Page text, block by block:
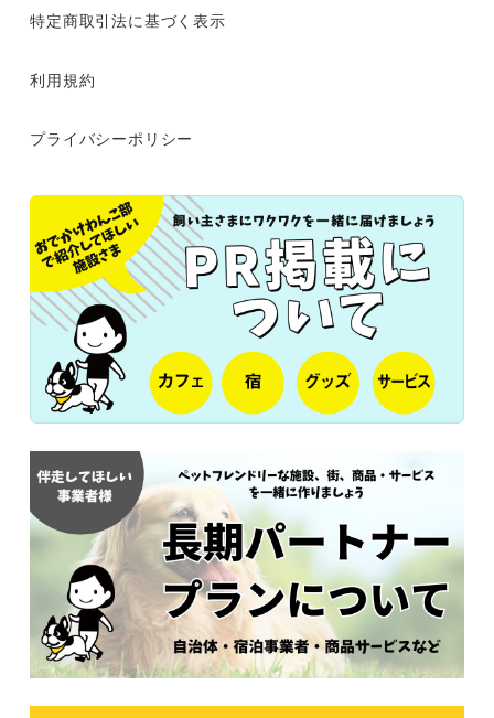
特定商取引法に基づく表示
利用規約
プライバシーポリシー